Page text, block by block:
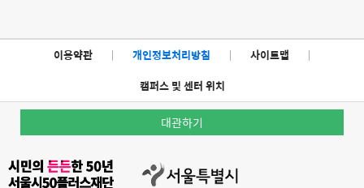
이용약관 | 개인정보처리방침 | 사이트맵
|
캠퍼스 및 센터 위치
대관하기